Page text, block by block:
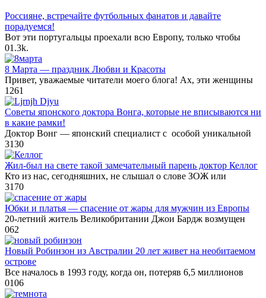
Россияне, встречайте футбольных фанатов и давайте
порадуемся!
Вот эти португальцы проехали всю Европу, только чтобы
01.3k.
8 Марта — праздник Любви и Красоты
Привет, уважаемые читатели моего блога! Ах, эти женщины
1 261
Советы японского доктора Вонга, которые не вписываются ни
в какие рамки!
Доктор Вонг — японский специалист с особой уникальной
3130
Жил-был на свете такой замечательный парень доктор Келлог
Кто из нас, сегодняшних, не слышал о слове ЗОЖ или
3170
Юбки и платья — спасение от жары для мужчин из Европы
20-летний житель Великобритании Джои Бардж возмущен
062
Новый Робинзон из Австралии 20 лет живет на необитаемом
острове
Все началось в 1993 году, когда он, потеряв 6,5 миллионов
0106